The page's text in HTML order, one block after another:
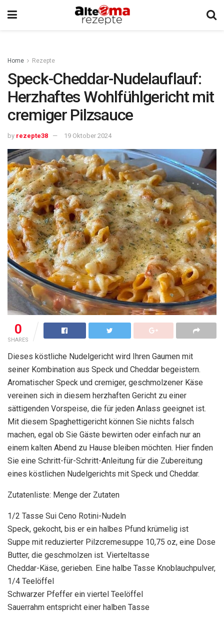
Home Rezepte
Speck-Cheddar-Nudelauflauf:
Herzhaftes Wohlfühlgericht mit
cremiger Pilzsauce
by rezepte38 19 Oktober 2024
0
SHARES
Dieses köstliche Nudelgericht wird Ihren Gaumen mit
seiner Kombination aus Speck und Cheddar begeistern.
Aromatischer Speck und cremiger, geschmolzener Käse
vereinen sich in diesem herzhaften Gericht zu einer
sättigenden Vorspeise, die für jeden Anlass geeignet ist.
Mit diesem Spaghettigericht können Sie nichts falsch
machen, egal ob Sie Gäste bewirten oder einfach nur an
einem kalten Abend zu Hause bleiben möchten. Hier finden
Sie eine Schritt-für-Schritt-Anleitung für die Zubereitung
eines köstlichen Nudelgerichts mit Speck und Cheddar.
Zutatenliste: Menge der Zutaten
1/2 Tasse Sui Ceno Rotini-Nudeln
Speck, gekocht, bis er ein halbes Pfund krümelig ist
Suppe mit reduzierter Pilzcremesuppe 10,75 oz, eine Dose
Butter, die geschmolzen ist. Vierteltasse
Cheddar-Käse, gerieben. Eine halbe Tasse Knoblauchpulver,
1/4 Teelöffel
Schwarzer Pfeffer ein viertel Teelöffel
Sauerrahm entspricht einer halben Tasse